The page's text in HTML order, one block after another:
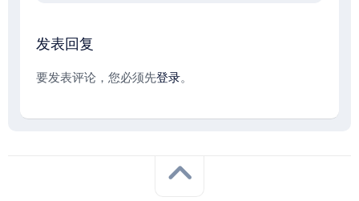
发表回复
要发表评论，您必须先登录。